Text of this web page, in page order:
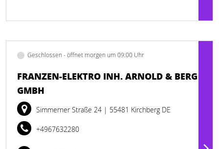
Geschlossen - öffnet morgen um 09:00 Uhr
FRANZEN-ELEKTRO INH. ARNOLD & BERG
GMBH
Simmerner Straße 24 | 55481 Kirchberg DE
+4967632280